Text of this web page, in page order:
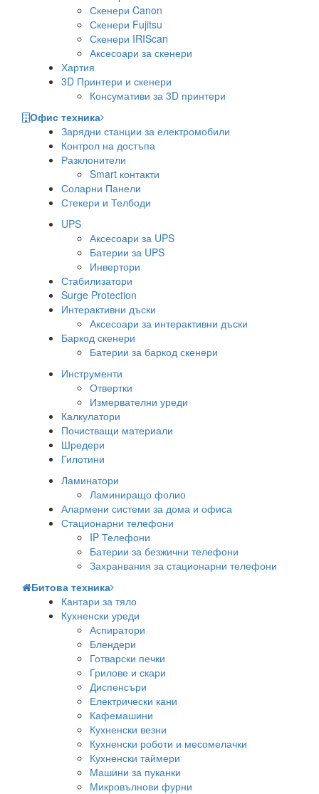
Скенери Canon
Скенери Fujitsu
Скенери IRIScan
Аксесоари за скенери
Хартия
3D Принтери и скенери
Консумативи за 3D принтери
Офис техника
Зарядни станции за електромобили
Контрол на достъпа
Разклонители
Smart контакти
Соларни Панели
Стекери и Телбоди
UPS
Аксесоари за UPS
Батерии за UPS
Инвертори
Стабилизатори
Surge Protection
Интерактивни дъски
Аксесоари за интерактивни дъски
Баркод скенери
Батерии за баркод скенери
Инструменти
Отвертки
Измервателни уреди
Калкулатори
Почистващи материали
Шредери
Гилотини
Ламинатори
Ламиниращо фолио
Алармени системи за дома и офиса
Стационарни телефони
IP Телефони
Батерии за безжични телефони
Захранвания за стационарни телефони
Битова техника
Кантари за тяло
Кухненски уреди
Аспиратори
Блендери
Готварски печки
Грилове и скари
Диспенсъри
Електрически кани
Кафемашини
Кухненски везни
Кухненски роботи и месомелачки
Кухненски таймери
Машини за пуканки
Микровълнови фурни